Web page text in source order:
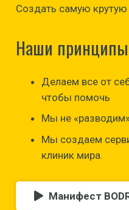
Создать самую крутую
Наши
Делаем все от
чтобы помочь
Мы не
Мы создаем
клиник мира.
Манифест